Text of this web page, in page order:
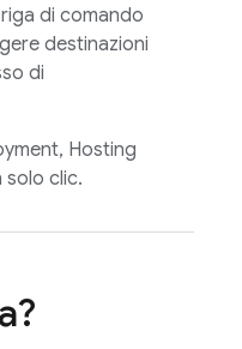
di comando
destinazioni
di
Hosting
clic.